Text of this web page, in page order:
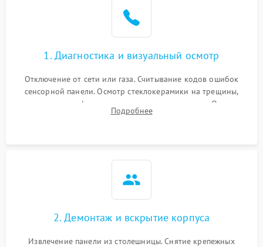
1. Диагностика и визуальный осмотр
Отключение от сети или газа. Считывание кодов ошибок
сенсорной панели. Осмотр стеклокерамики на трещины,
проверка конфорок на равномерность нагрева. Опрос
клиента о симптомах (не включается, не видит посуду,
Подробнее
2. Демонтаж и вскрытие корпуса
Извлечение панели из столешницы. Снятие крепежных